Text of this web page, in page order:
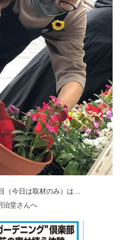
（今日は取材のみ）は…
治堂さんへ